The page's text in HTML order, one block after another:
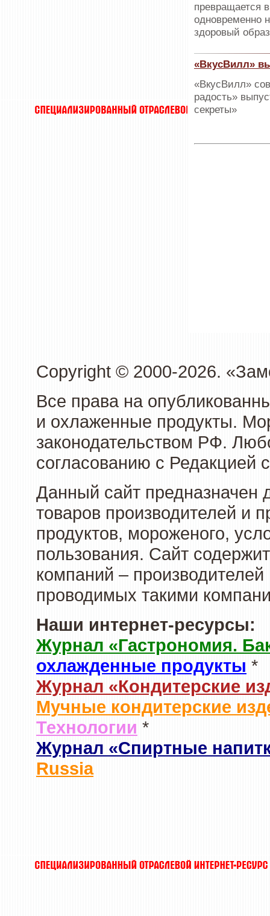
превращается
одновременно
здоровый
«ВкусВилл»
«ВкусВилл»
радость»
секреты»
Copyright © 2000-2026.
Все права на
и охлаженные продукты.
законодательством РФ.
согласованию с Редакцией
Данный сайт предназначен
товаров производителей и
продуктов, мороженого,
пользования. Сайт
компаний –
проводимых такими
Наши интернет-ресурсы:
Журнал «Гастрономия.
охлажденные продукты *
Журнал «Кондитерские
Мучные кондитерские
Технологии *
Журнал «Спиртные
Russia